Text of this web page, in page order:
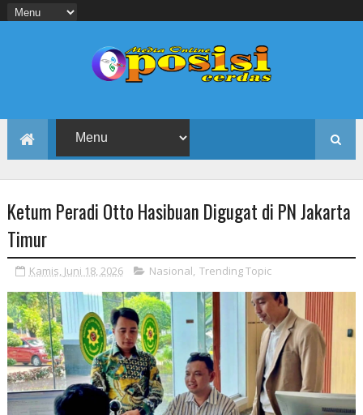
Ketum Peradi Otto Hasibuan Digugat di PN Jakarta
Timur
Kamis, Juni 18, 2026 Nasional, Trending Topic